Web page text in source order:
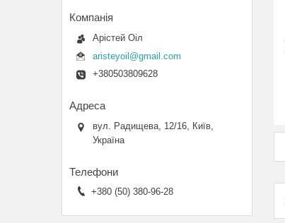
Арістей Оіл
aristeyoil@gmail.com
+380503809628
вул. Радищева, 12/16, Київ,
Україна
+380 (50) 380-96-28